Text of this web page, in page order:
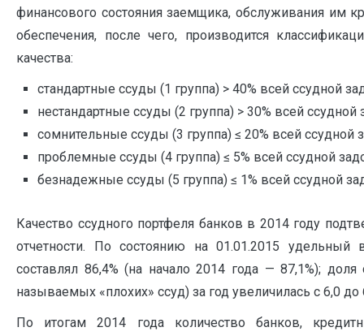
финансового состояния заемщика, обслуживания им
обеспечения, после чего, производится
качества:
стандартные ссуды (1 группа) > 40% всей ссудной
нестандартные ссуды (2 группа) > 30% всей
сомнительные ссуды (3 группа) ≤ 20% всей ссудной
проблемные ссуды (4 группа) ≤ 5% всей ссудной
безнадежные ссуды (5 группа) ≤ 1% всей ссудной
Качество ссудного портфеля банков в 2014 году
отчетности. По состоянию на 01.01.2015
составлял 86,4% (на начало 2014 года — 87,1%);
называемых «плохих» ссуд) за год увеличилась с 6,0 до
По итогам 2014 года количество банков,